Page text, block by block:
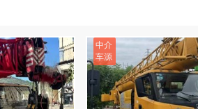
中介
车源